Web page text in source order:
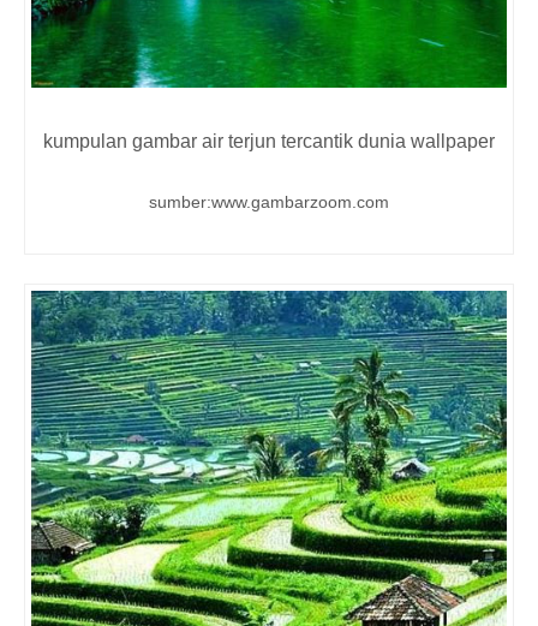
kumpulan gambar air terjun tercantik dunia wallpaper
sumber:www.gambarzoom.com